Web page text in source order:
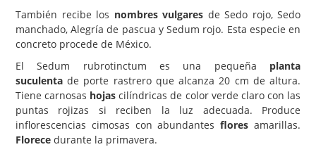
Árboles y Palmeras
Arbustos y Trepadoras
Cactus y Suculentas
También recibe los nombres vulgares de Sedo rojo, Sedo
manchado, Alegría de pascua y Sedum rojo. Esta especie en
concreto procede de México.
El Sedum rubrotinctum es una pequeña planta
suculenta de porte rastrero que alcanza 20 cm de altura.
Tiene carnosas hojas cilíndricas de color verde claro con las
puntas rojizas si reciben la luz adecuada. Produce
inflorescencias cimosas con abundantesflores amarillas.
Florece durante la primavera.